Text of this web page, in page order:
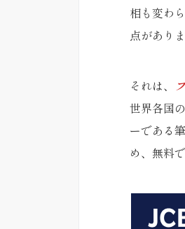
相も変わ
点がありま
それは、
世界各国
ーである
め、無料